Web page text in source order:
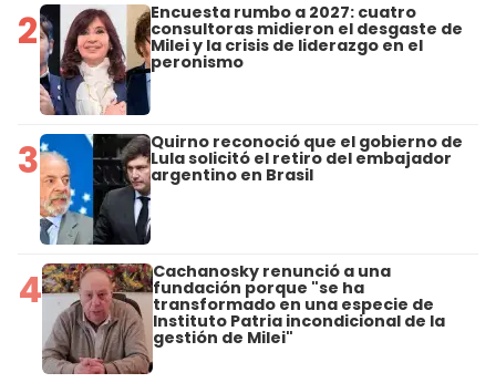
2 Encuesta rumbo a 2027: cuatro
consultoras midieron el desgaste de
Milei y la crisis de liderazgo en el
peronismo
3 Quirno reconoció que el gobierno de
Lula solicitó el retiro del embajador
argentino en Brasil
4 Cachanosky renunció a una
fundación porque "se ha
transformado en una especie de
Instituto Patria incondicional de la
gestión de Milei"